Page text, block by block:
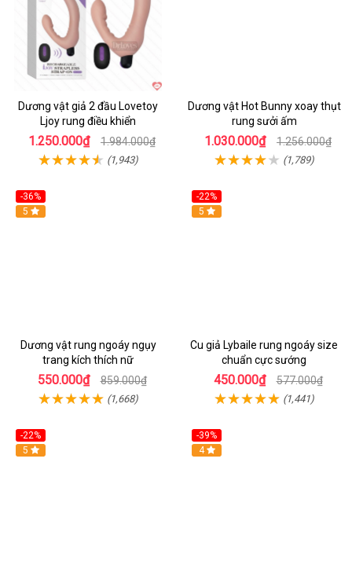
Dương vật giả 2 đầu Lovetoy
Ljoy rung điều khiển
1.250.000₫ 1.984.000₫
(1,943)
Dương vật Hot Bunny xoay thụt
rung sưởi ấm
1.030.000₫ 1.256.000₫
(1,789)
-36%
Hot
5
Dương vật rung ngoáy ngụy
trang kích thích nữ
550.000₫ 859.000₫
(1,668)
-22%
Hot
5
Cu giả Lybaile rung ngoáy size
chuẩn cực sướng
450.000₫ 577.000₫
(1,441)
-22%
Hot
5
-39%
Hot
4